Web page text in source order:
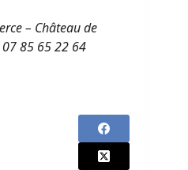
– Château de
07 85 65 22 64